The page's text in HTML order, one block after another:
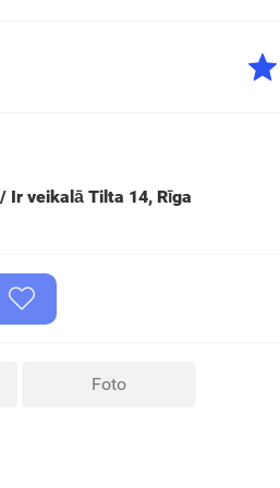
Ir veikalā Tilta 14, Rīga
Foto